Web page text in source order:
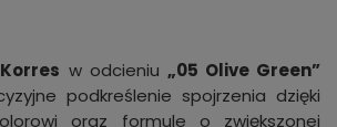
Korres w odcieniu „05 Olive Green”
podkreślenie spojrzenia dzięki
oraz formule o zwiększonej